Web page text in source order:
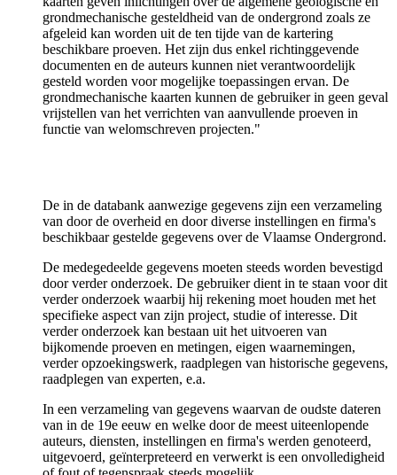
grondmechanische gesteldheid van de ondergrond zoals ze
afgeleid kan worden uit de ten tijde van de kartering
beschikbare proeven. Het zijn dus enkel richtinggevende
documenten en de auteurs kunnen niet verantwoordelijk
gesteld worden voor mogelijke toepassingen ervan. De
grondmechanische kaarten kunnen de gebruiker in geen geval
vrijstellen van het verrichten van aanvullende proeven in
functie van welomschreven projecten."
De in de databank aanwezige gegevens zijn een verzameling
van door de overheid en door diverse instellingen en firma's
beschikbaar gestelde gegevens over de Vlaamse Ondergrond.
De medegedeelde gegevens moeten steeds worden bevestigd
door verder onderzoek. De gebruiker dient in te staan voor dit
verder onderzoek waarbij hij rekening moet houden met het
specifieke aspect van zijn project, studie of interesse. Dit
verder onderzoek kan bestaan uit het uitvoeren van
bijkomende proeven en metingen, eigen waarnemingen,
verder opzoekingswerk, raadplegen van historische gegevens,
raadplegen van experten, e.a.
In een verzameling van gegevens waarvan de oudste dateren
van in de 19e eeuw en welke door de meest uiteenlopende
auteurs, diensten, instellingen en firma's werden genoteerd,
uitgevoerd, geïnterpreteerd en verwerkt is een onvolledigheid